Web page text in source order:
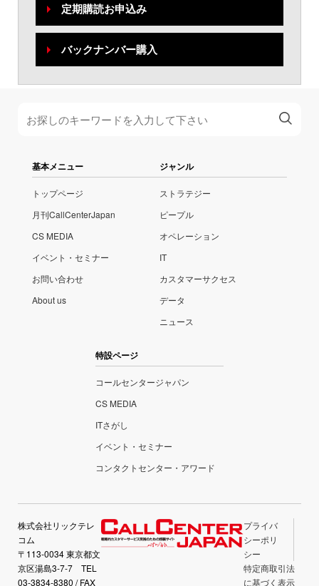
定期購読お申込み
バックナンバー購入
基本メニュー
トップページ
月刊CallCenterJapan
CS MEDIA
イベント・セミナー
お問い合わせ
About us
ジャンル
ストラテジー
ピープル
オペレーション
IT
カスタマーサクセス
データ
ニュース
特設ページ
コールセンタージャパン
CS MEDIA
ITさがし
イベント・セミナー
コンタクトセンター・アワード
株式会社リックテレ
コム
〒113-0034 東京都文
京区湯島3-7-7 TEL
03-3834-8380 / FAX
プライバ
シーポリ
シー
特定商取引法
に基づく表示